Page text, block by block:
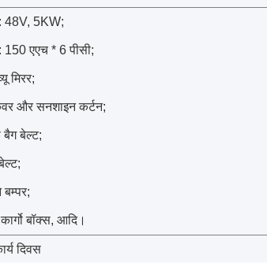
48V, 5KW;
150 एएच * 6 पीसी;
मिरर;
और सनशाइन कर्टन;
बैग बेल्ट;
बम्पर;
बॉक्स, आदि।
दिवस